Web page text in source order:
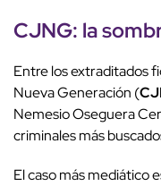
CJNG: la
Entre los extraditados
Nueva Generación (
Nemesio Oseguera
criminales más
El caso más mediático